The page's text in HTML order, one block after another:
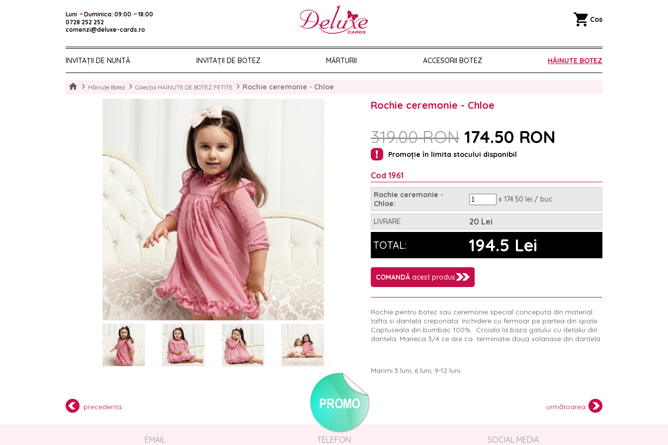
Luni –Duminica: 09:00 –18:00
0728 252 252
comenzi@deluxe-cards.ro
shopping_cart Cos
HĂINUȚE BOTEZ
ACCESORII BOTEZ
MĂRTURII
INVITAȚII DE BOTEZ
INVITAȚII DE NUNTĂ
Hăinuțe Botez Colecția HAINUTE DE BOTEZ FETITE Rochie ceremonie - Chloe
Rochie ceremonie - Chloe
319.00 RON 174.50 RON
Promoție în limita stocului disponibil
Cod 1961
Rochie ceremonie -
Chloe:
x 174.50 lei / buc
LIVRARE: 20 Lei
TOTAL: 194.5 Lei
COMANDĂ acest produs
Rochie pentru botez sau ceremonie special conceputa din material
tafta si dantela creponata. Inchidere cu fermoar pe partea din spate.
Captuseala din bumbac 100%. Croiala la baza gatului cu detaliu din
dantela. Maneca 3/4 ce are ca terminatie doua volanase din dantela
Marimi:3 luni, 6 luni, 9-12 luni.
precedenta următoarea
EMAIL TELEFON SOCIAL MEDIA